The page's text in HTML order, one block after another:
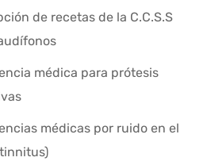
de recetas de la C.C.S.S
médica para prótesis
médicas por ruido en el